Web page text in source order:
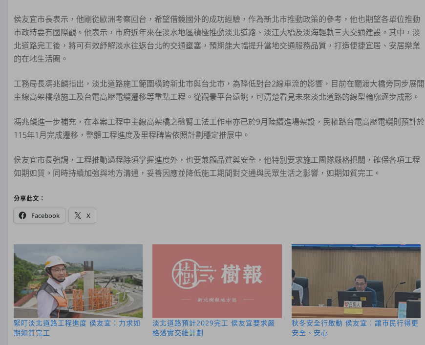
侯友宜市長表示，他剛從歐洲考察回台，希望借鏡國外的成功經驗，作為新北市推動政策的參考，他也期望各單位推動
市政時要有國際觀。他表示，市府近年來在淡水地區積極推動淡北道路、淡江大橋及淡海輕軌三大交通建設。其中，淡
北道路完工後，將可有效紓解淡水往返台北的交通壅塞，預期能大幅提升當地交通服務品質，打造便捷宜居、安居樂業
的在地生活圈。
工務局長馮兆麟指出，淡北道路施工範圍橫跨新北市與台北市，為降低對台2線車流的影響，目前在關渡大橋旁同步展開
主線高架橋墩施工及台電高壓電纜遷移等重點工程。從觀景平台遠眺，可清楚看見未來淡北道路的線型輪廓逐步成形。
馮兆麟進一步補充，在本案工程中主線高架橋之懸臂工法工作車亦已於9月陸續進場架設，民權路台電高壓電纜則預計於
115年1月完成遷移，整體工程進度及里程碑皆依照計劃穩定推展中。
侯友宜市長強調，工程推動過程除須掌握進度外，也要兼顧品質與安全，他特別要求施工團隊嚴格把關，確保各項工程
如期如質。同時持續加強與地方溝通，妥善因應並降低施工期間對交通與民眾生活之影響，如期如質完工。
分享此文：
Facebook X
緊盯淡北道路工程進度 侯友宜：力求如
期如質完工
淡北道路預計2029完工 侯友宜要求嚴
格落實交維計劃
秋冬安全行啟動 侯友宜：讓市民行得更
安全、安心